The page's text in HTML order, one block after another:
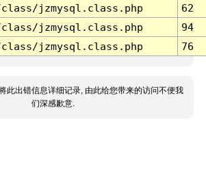
jzmysql.class.php
62
jzmysql.class.php
94
jzmysql.class.php 76
此出错信息详细记录, 由此给您带来的访问不便我
们深感歉意.